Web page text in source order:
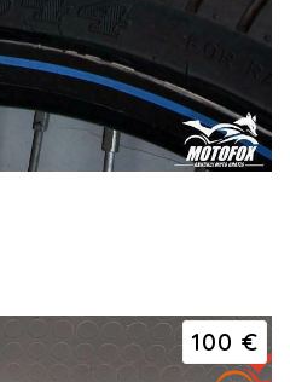
100 €